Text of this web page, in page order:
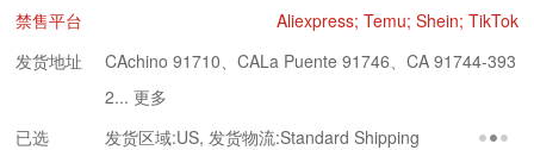
禁售平台
Aliexpress; Temu; Shein; TikTok
发货地址
CAchino 91710、CALa Puente 91746、CA 91744-393
2... 更多
已选
发货区域:US, 发货物流:Standard Shipping